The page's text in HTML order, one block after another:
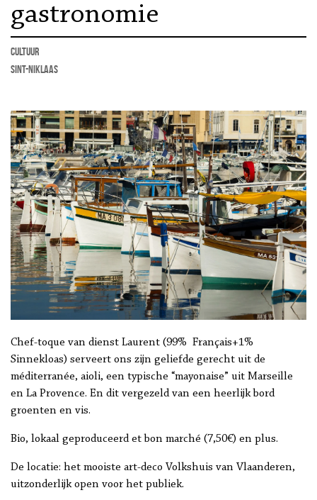
gastronomie
cultuur
Sint-Niklaas
Chef-toque van dienst Laurent (99% Français+1%
Sinnekloas) serveert ons zijn geliefde gerecht uit de
méditerranée, aioli, een typische “mayonaise” uit Marseille
en La Provence. En dit vergezeld van een heerlijk bord
groenten en vis.
Bio, lokaal geproduceerd et bon marché (7,50€) en plus.
De locatie: het mooiste art-deco Volkshuis van Vlaanderen,
uitzonderlijk open voor het publiek.